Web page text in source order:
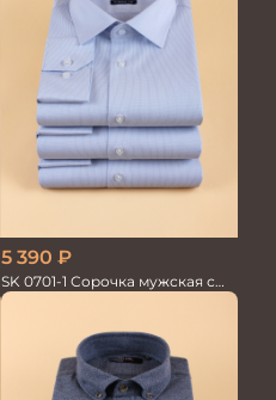
5 390 ₽
SK 0701-1 Сорочка мужская с
шёлком